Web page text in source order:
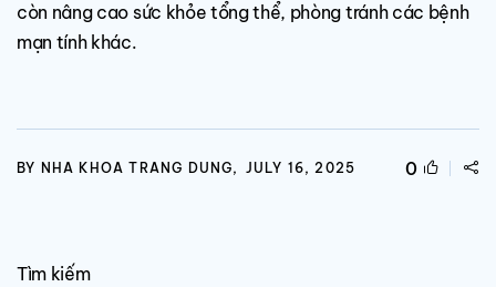
còn nâng cao sức khỏe tổng thể, phòng tránh các bệnh
mạn tính khác.
BY NHA KHOA TRANG DUNG, JULY 16, 2025 0
Tìm kiếm